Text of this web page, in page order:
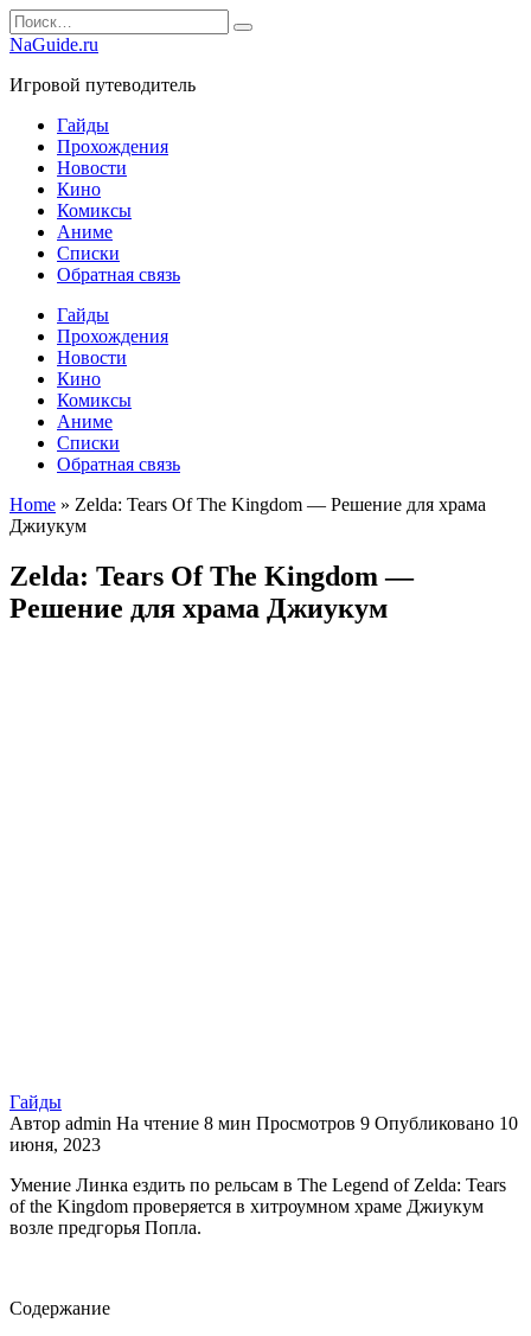
Перейти
к
Search
for:
NaGuide.ru
Игровой путеводитель
Гайды
Прохождения
Новости
Кино
Комиксы
Аниме
Списки
Обратная связь
Гайды
Прохождения
Новости
Кино
Комиксы
Аниме
Списки
Обратная связь
Home » Zelda: Tears Of The Kingdom — Решение для храма
Джиукум
Zelda: Tears Of The Kingdom —
Решение для храма Джиукум
Гайды
Автор admin На чтение 8 мин Просмотров 9 Опубликовано 10
июня, 2023
Умение Линка ездить по рельсам в The Legend of Zelda: Tears
of the Kingdom проверяется в хитроумном храме Джиукум
возле предгорья Попла.
Содержание